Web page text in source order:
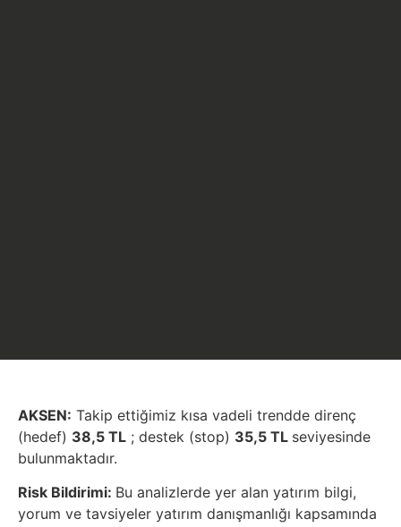
AKSEN: Takip ettiğimiz kısa vadeli trendde direnç
(hedef) 38,5 TL ; destek (stop) 35,5 TL seviyesinde
bulunmaktadır.
Risk Bildirimi: Bu analizlerde yer alan yatırım bilgi,
yorum ve tavsiyeler yatırım danışmanlığı kapsamında